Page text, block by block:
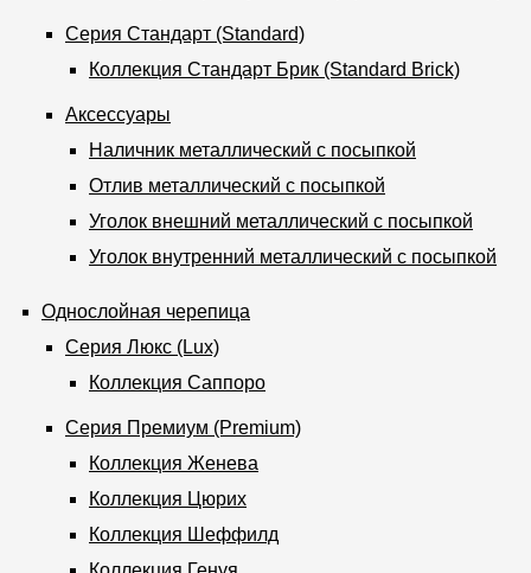
Серия Стандарт (Standard)
Коллекция Стандарт Брик (Standard Brick)
Аксессуары
Наличник металлический с посыпкой
Отлив металлический с посыпкой
Уголок внешний металлический с посыпкой
Уголок внутренний металлический с посыпкой
Однослойная черепица
Серия Люкс (Lux)
Коллекция Саппоро
Серия Премиум (Premium)
Коллекция Женева
Коллекция Цюрих
Коллекция Шеффилд